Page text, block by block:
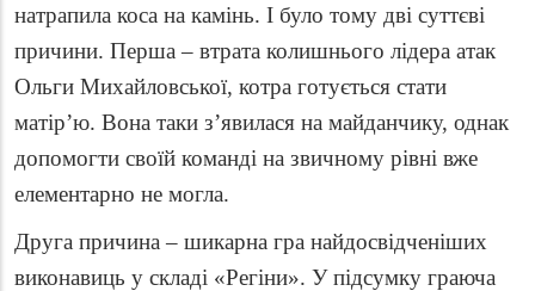
натрапила коса на камінь. І було тому дві суттєві
причини. Перша – втрата колишнього лідера атак
Ольги Михайловської, котра готується стати
матір’ю. Вона таки з’явилася на майданчику, однак
допомогти своїй команді на звичному рівні вже
елементарно не могла.
Друга причина – шикарна гра найдосвідченіших
виконавиць у складі «Регіни». У підсумку граюча